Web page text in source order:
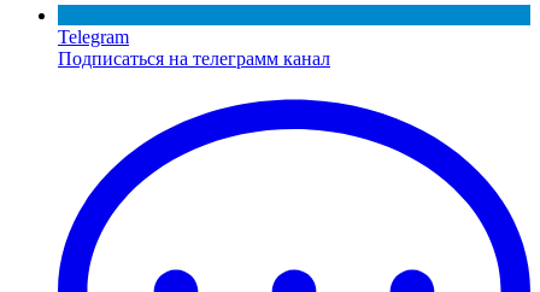
Telegram
Подписаться на телеграмм канал